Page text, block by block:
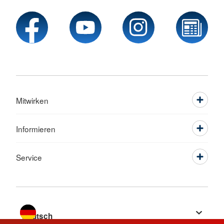
Mitwirken
Informieren
Service
Sprache wechseln zu